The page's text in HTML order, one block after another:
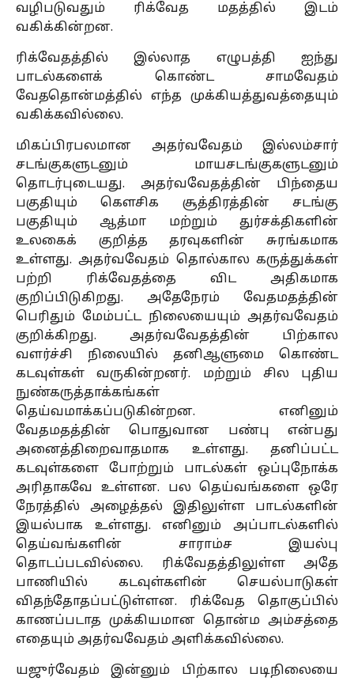
வழிபடுவதும் ரிக்வேத மதத்தில் இடம்
வகிக்கின்றன.
ரிக்வேதத்தில் இல்லாத எழுபத்தி ஐந்து
பாடல்களைக் கொண்ட சாமவேதம்
வேததொன்மத்தில் எந்த முக்கியத்துவத்தையும்
வகிக்கவில்லை.
மிகப்பிரபலமான அதர்வவேதம் இல்லம்சார்
சடங்குகளுடனும் மாயசடங்குகளுடனும்
தொடர்புடையது. அதர்வவேதத்தின் பிந்தைய
பகுதியும் கௌசிக சூத்திரத்தின் சடங்கு
பகுதியும் ஆத்மா மற்றும் துர்சக்திகளின்
உலகைக் குறித்த தரவுகளின் சுரங்கமாக
உள்ளது. அதர்வவேதம் தொல்கால கருத்துக்கள்
பற்றி ரிக்வேதத்தை விட அதிகமாக
குறிப்பிடுகிறது. அதேநேரம் வேதமதத்தின்
பெரிதும் மேம்பட்ட நிலையையும் அதர்வவேதம்
குறிக்கிறது. அதர்வவேதத்தின் பிற்கால
வளர்ச்சி நிலையில் தனிஆளுமை கொண்ட
கடவுள்கள் வருகின்றனர். மற்றும் சில புதிய
நுண்கருத்தாக்கங்கள்
தெய்வமாக்கப்படுகின்றன. எனினும்
வேதமதத்தின் பொதுவான பண்பு என்பது
அனைத்திறைவாதமாக உள்ளது. தனிப்பட்ட
கடவுள்களை போற்றும் பாடல்கள் ஒப்புநோக்க
அரிதாகவே உள்ளன. பல தெய்வங்களை ஒரே
நேரத்தில் அழைத்தல் இதிலுள்ள பாடல்களின்
இயல்பாக உள்ளது. எனினும் அப்பாடல்களில்
தெய்வங்களின் சாராம்ச இயல்பு
தொடப்படவில்லை. ரிக்வேதத்திலுள்ள அதே
பாணியில் கடவுள்களின் செயல்பாடுகள்
விதந்தோதப்பட்டுள்ளன. ரிக்வேத தொகுப்பில்
காணப்படாத முக்கியமான தொன்ம அம்சத்தை
எதையும் அதர்வவேதம் அளிக்கவில்லை.
யஜுர்வேதம் இன்னும் பிற்கால படிநிலையை